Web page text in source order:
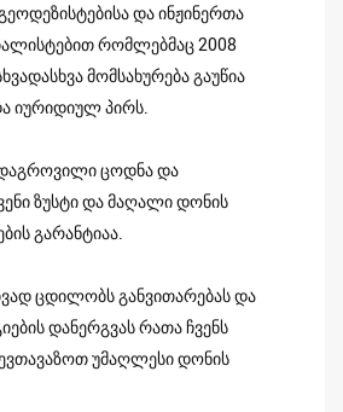
და ინჟინერთა
რომლებმაც 2008
მომსახურება გაუწია
იურიდიულ პირს.
დაგროვილი ცოდნა და
ზუსტი და მაღალი დონის
გარანტიაა.
ცდილობს განვითარებას და
დანერგვას რათა ჩვენს
უმაღლესი დონის